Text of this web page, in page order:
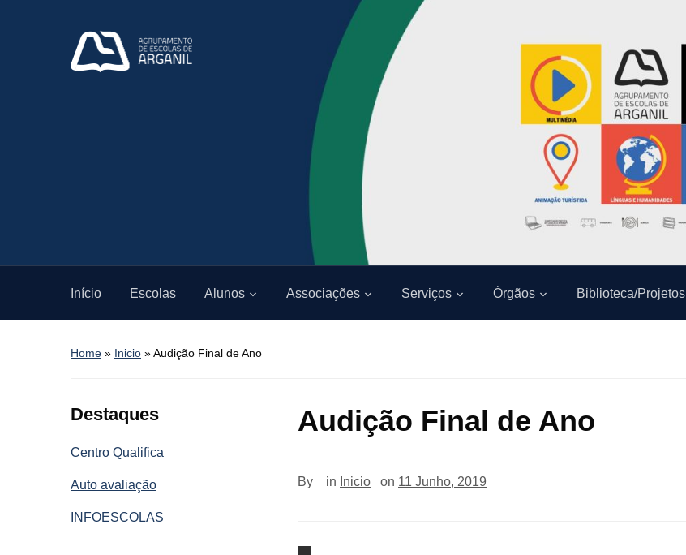
Início Escolas Alunos Associações Serviços Órgãos Biblioteca/Projetos
Home » Inicio »Audição Final de Ano
Destaques
Centro Qualifica
Auto avaliação
INFOESCOLAS
Audição Final de Ano
By in Inicio on 11 Junho, 2019